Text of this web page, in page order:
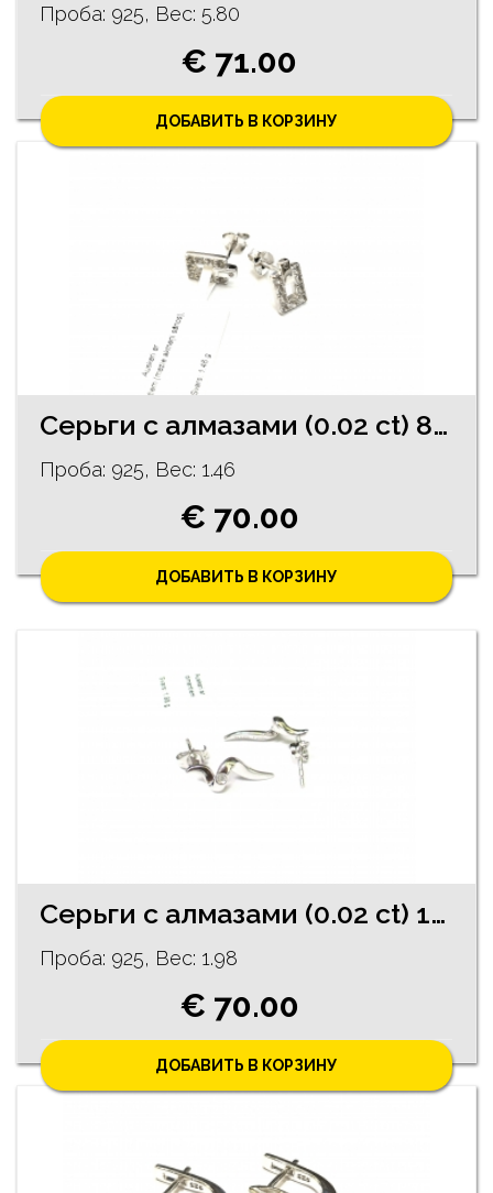
Проба: 925, Bес: 5.80
€ 71.00
ДОБАВИТЬ В КОРЗИНУ
Cерьги с алмазами (0.02 ct) 88/5755
Проба: 925, Bес: 1.46
€ 70.00
ДОБАВИТЬ В КОРЗИНУ
Cерьги c алмазaми (0.02 ct) 18/5255
Проба: 925, Bес: 1.98
€ 70.00
ДОБАВИТЬ В КОРЗИНУ